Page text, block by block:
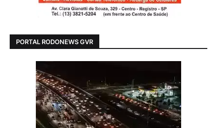
PORTAL RODONEWS GVR